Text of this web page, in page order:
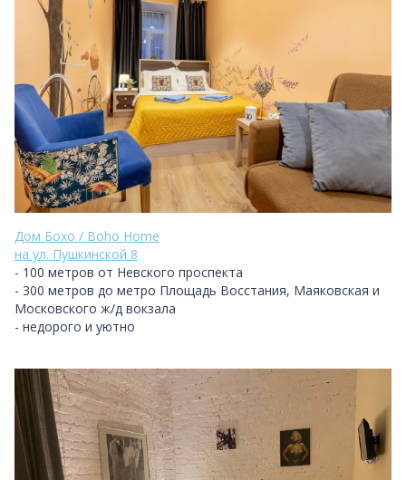
Дом Бохо / Boho Home
на ул. Пушкинской 8
- 100 метров от Невского проспекта
- 300 метров до метро Площадь Восстания, Маяковская и
Московского ж/д вокзала
- недорого и уютно